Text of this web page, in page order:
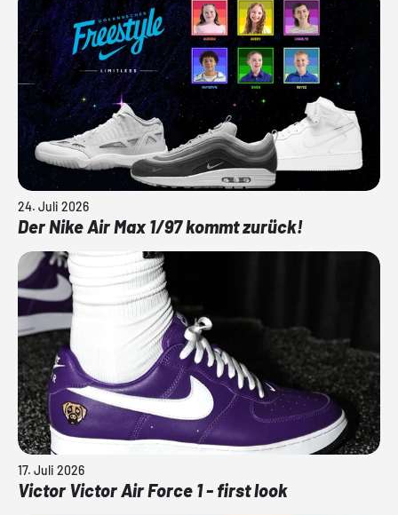
24. Juli 2026
Der Nike Air Max 1/97 kommt zurück!
17. Juli 2026
Victor Victor Air Force 1 - first look